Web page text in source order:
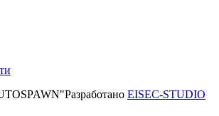
Разработано EISEC-STUDIO